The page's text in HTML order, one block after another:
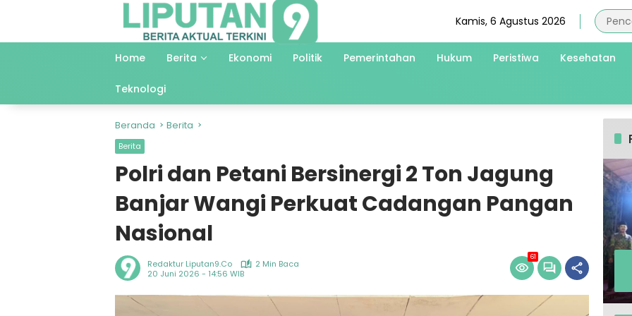
Kamis, 6 Agustus 2026
Home Berita Ekonomi Politik Pemerintahan Hukum Peristiwa Kesehatan
Teknologi
Beranda Berita
Berita
Polri dan Petani Bersinergi 2 Ton Jagung
Banjar Wangi Perkuat Cadangan Pangan
Nasional
Redaktur Liputan9.co
2 Min Baca
20 Juni 2026 - 14:56 WIB
61